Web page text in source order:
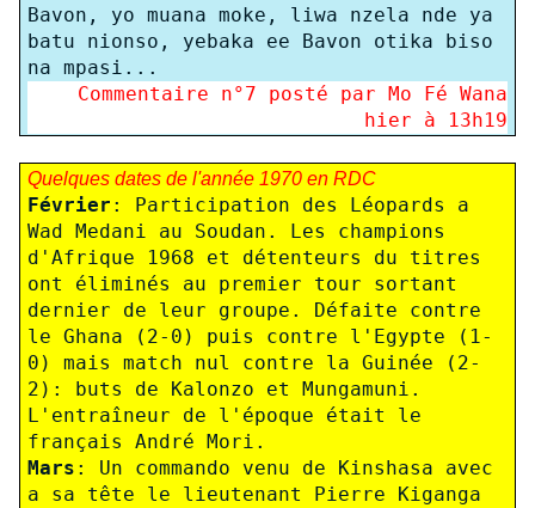
Bavon, yo muana moke, liwa nzela nde ya
batu nionso, yebaka ee Bavon otika biso
na mpasi...
Commentaire n°7 posté par Mo Fé Wana
hier à 13h19
Quelques dates de l'année 1970 en RDC
Février : Participation des Léopards a
Wad Medani au Soudan. Les champions
d'Afrique 1968 et détenteurs du titres
ont éliminés au premier tour sortant
dernier de leur groupe. Défaite contre
le Ghana (2-0) puis contre l'Egypte (1-
0) mais match nul contre la Guinée (2-
2): buts de Kalonzo et Mungamuni.
L'entraîneur de l'époque était le
français André Mori.
Mars : Un commando venu de Kinshasa avec
a sa tête le lieutenant Pierre Kiganga